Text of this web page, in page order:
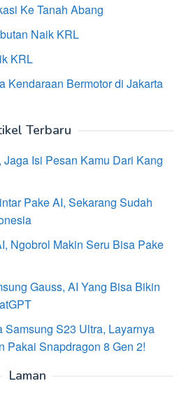
Ke Tanah Abang
Naik KRL
KRL
Kendaraan Bermotor di Jakarta
Terbaru
Isi Pesan Kamu Dari Kang
Pake AI, Sekarang Sudah
Ngobrol Makin Seru Bisa Pake
Gauss, AI Yang Bisa Bikin
Samsung S23 Ultra, Layarnya
Pakai Snapdragon 8 Gen 2!
Laman